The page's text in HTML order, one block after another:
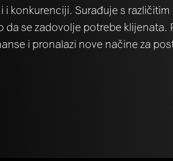
i konkurenciji. Surađuje s
da se zadovolje potrebe
i pronalazi nove načine za